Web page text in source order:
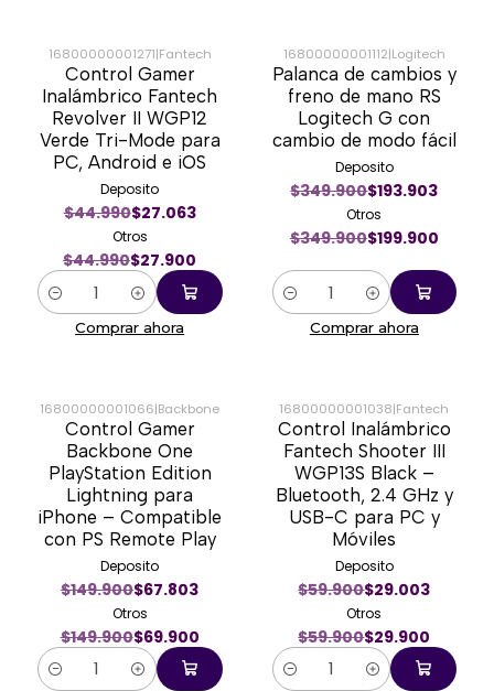
-38%
16800000001271|Fantech
Control Gamer
Inalámbrico Fantech
Revolver II WGP12
Verde Tri-Mode para
PC, Android e iOS
Deposito
$44.990$27.063
Otros
$44.990$27.900
Cantidad
Comprar ahora
-43%
16800000001112|Logitech
Palanca de cambios y
freno de mano RS
Logitech G con
cambio de modo fácil
Deposito
$349.900$193.903
Otros
$349.900$199.900
Cantidad
Comprar ahora
-53%
16800000001066|Backbone
Control Gamer
Backbone One
PlayStation Edition
Lightning para
iPhone – Compatible
con PS Remote Play
Deposito
$149.900$67.803
Otros
$149.900$69.900
Cantidad
-50%
16800000001038|Fantech
Control Inalámbrico
Fantech Shooter III
WGP13S Black –
Bluetooth, 2.4 GHz y
USB-C para PC y
Móviles
Deposito
$59.900$29.003
Otros
$59.900$29.900
Cantidad